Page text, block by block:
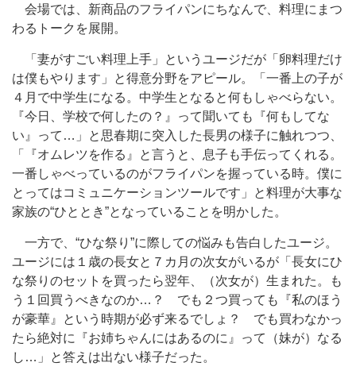
会場では、新商品のフライパンにちなんで、料理にまつ
わるトークを展開。
「妻がすごい料理上手」というユージだが「卵料理だけ
は僕もやります」と得意分野をアピール。「一番上の子が
４月で中学生になる。中学生となると何もしゃべらない。
『今日、学校で何したの？』って聞いても『何もしてな
い』って…」と思春期に突入した長男の様子に触れつつ、
「『オムレツを作る』と言うと、息子も手伝ってくれる。
一番しゃべっているのがフライパンを握っている時。僕に
とってはコミュニケーションツールです」と料理が大事な
家族の“ひととき”となっていることを明かした。
一方で、“ひな祭り”に際しての悩みも告白したユージ。
ユージには１歳の長女と７カ月の次女がいるが「長女にひ
な祭りのセットを買ったら翌年、（次女が）生まれた。も
う１回買うべきなのか…？ でも２つ買っても『私のほう
が豪華』という時期が必ず来るでしょ？ でも買わなかっ
たら絶対に『お姉ちゃんにはあるのに』って（妹が）なる
し…」と答えは出ない様子だった。